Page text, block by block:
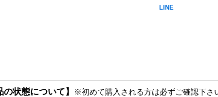
の状態について】 ※初めて購入される方は必ずご確認下さ